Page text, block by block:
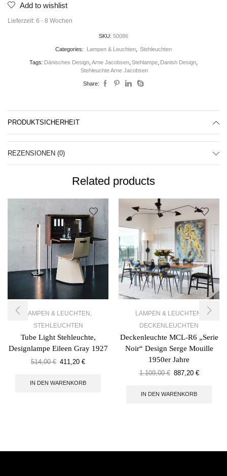
Add to wishlist
Lieferzeit: 6 - 8 Wochen
SKU: 50086
Categories: Lampen & Leuchten, Stehleuchten
Tags: Dänisches Design, Arne Jacobsen, Stehlampe, Danish Design,
Stehleuchte Arne Jacobsen
Share:
PRODUKTSICHERHEIT
REZENSIONEN (0)
Related products
LAMPEN & LEUCHTEN ,
STEHLEUCHTEN
Tube Light Stehleuchte,
Designlampe Eileen Gray 1927
514,00€ 411,20 €
IN DEN WARENKORB
LAMPEN & LEUCHTEN
DECKENLEUCHTEN
Deckenleuchte MCL-R6 „Serie
Noir“ Design Serge Mouille
1950er Jahre
1.109,00€ 887,20 €
IN DEN WARENKORB